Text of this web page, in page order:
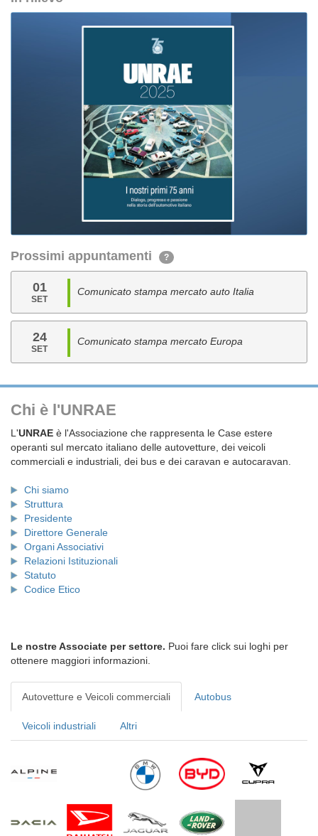
Prossimi appuntamenti ?
01
SET
Comunicato stampa mercato auto Italia
24
SET
Comunicato stampa mercato Europa
Chi è l'UNRAE
L'UNRAE è l'Associazione che rappresenta le Case estere
operanti sul mercato italiano delle autovetture, dei veicoli
commerciali e industriali, dei bus e dei caravan e autocaravan.
Chi siamo
Struttura
Presidente
Direttore Generale
Organi Associativi
Relazioni Istituzionali
Statuto
Codice Etico
Le nostre Associate per settore. Puoi fare click sui loghi per
ottenere maggiori informazioni.
Autovetture e Veicoli commerciali Autobus
Veicoli industriali Altri